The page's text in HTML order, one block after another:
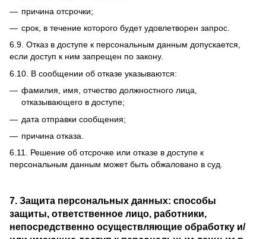
причина отсрочки;
срок, в течение которого будет удовлетворен запрос.
6.9. Отказ в доступе к персональным данным допускается,
если доступ к ним запрещен по закону.
6.10. В сообщении об отказе указываются:
фамилия, имя, отчество должностного лица,
отказывающего в доступе;
дата отправки сообщения;
причина отказа.
6.11. Решение об отсрочке или отказе в доступе к
персональным данным может быть обжаловано в суд.
7. Защита персональных данных: способы
защиты, ответственное лицо, работники,
непосредственно осуществляющие обработку и/